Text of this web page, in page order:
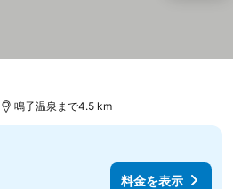
鳴子温泉まで4.5 km
料金を表示